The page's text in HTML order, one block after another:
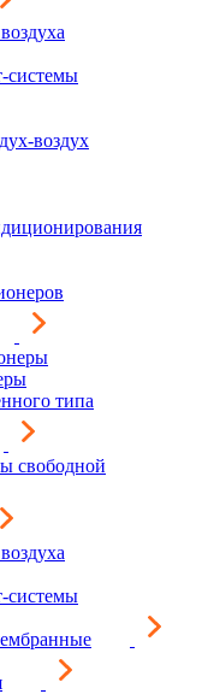
системы
воздух
типа
свободной
системы